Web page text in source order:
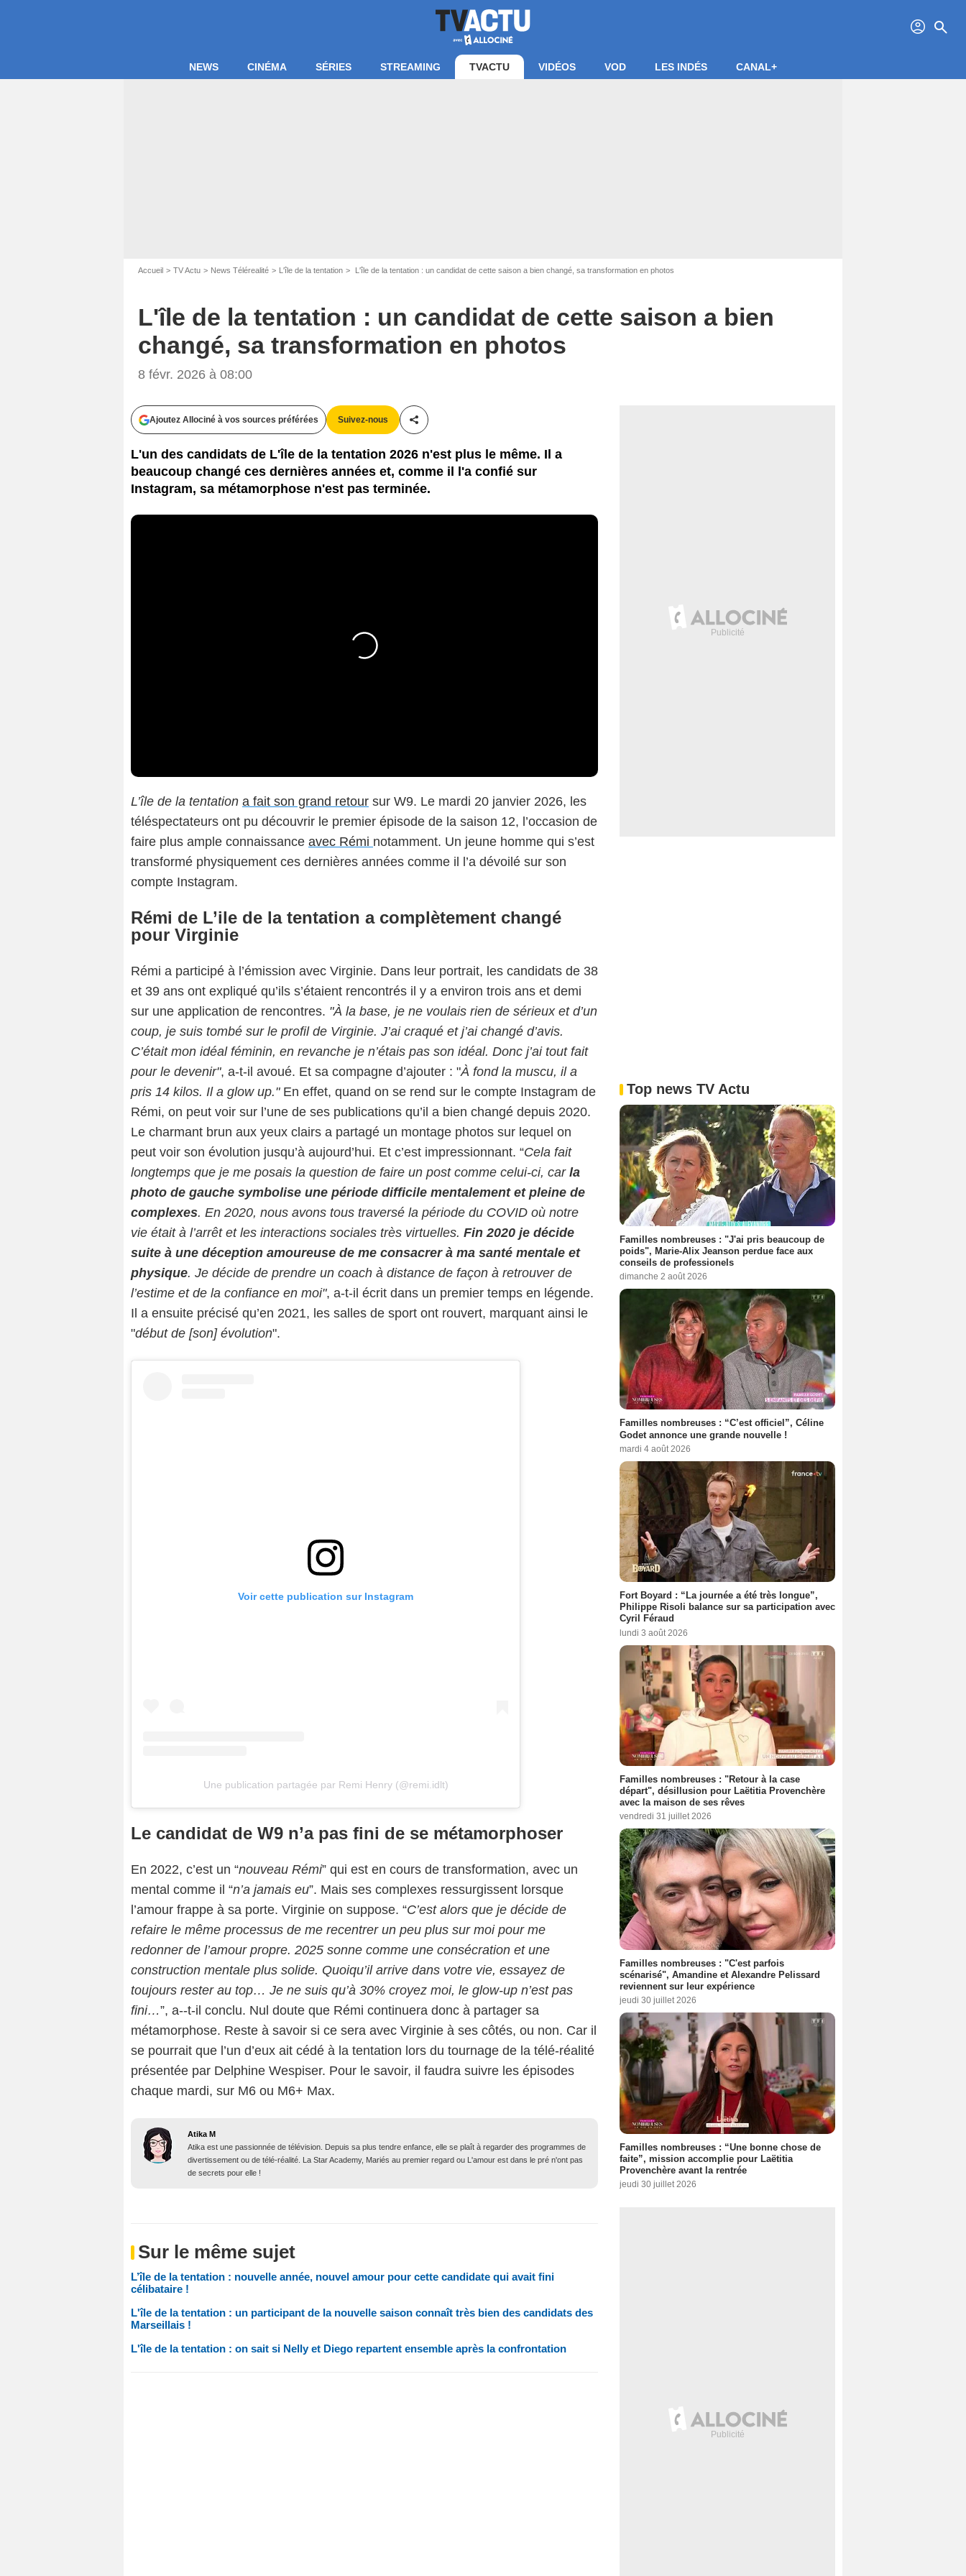
profil search
NEWS CINÉMA SÉRIES STREAMING TVACTU VIDÉOS VOD LES INDÉS CANAL+
Accueil TV Actu News Télérealité L'île de la tentation L'île de la tentation : un candidat de cette saison a bien changé, sa transformation en photos
L'île de la tentation : un candidat de cette saison a bien
changé, sa transformation en photos
8 févr. 2026 à 08:00
Ajoutez Allociné à vos sources préférées Suivez-nous
Partager cet article
L'un des candidats de L'île de la tentation 2026 n'est plus le même. Il a
beaucoup changé ces dernières années et, comme il l'a confié sur
Instagram, sa métamorphose n'est pas terminée.
L’île de la tentation a fait son grand retour sur W9. Le mardi 20 janvier 2026, les
téléspectateurs ont pu découvrir le premier épisode de la saison 12, l’occasion de
faire plus ample connaissance avec Rémi notamment. Un jeune homme qui s’est
transformé physiquement ces dernières années comme il l’a dévoilé sur son
compte Instagram.
Rémi de L’ile de la tentation a complètement changé
pour Virginie
Rémi a participé à l’émission avec Virginie. Dans leur portrait, les candidats de 38
et 39 ans ont expliqué qu’ils s’étaient rencontrés il y a environ trois ans et demi
sur une application de rencontres. "À la base, je ne voulais rien de sérieux et d’un
coup, je suis tombé sur le profil de Virginie. J’ai craqué et j’ai changé d’avis.
C’était mon idéal féminin, en revanche je n’étais pas son idéal. Donc j’ai tout fait
pour le devenir", a-t-il avoué. Et sa compagne d’ajouter : "À fond la muscu, il a
pris 14 kilos. Il a glow up."En effet, quand on se rend sur le compte Instagram de
Rémi, on peut voir sur l’une de ses publications qu’il a bien changé depuis 2020.
Le charmant brun aux yeux clairs a partagé un montage photos sur lequel on
peut voir son évolution jusqu’à aujourd’hui. Et c’est impressionnant. “Cela fait
longtemps que je me posais la question de faire un post comme celui-ci, car la
photo de gauche symbolise une période difficile mentalement et pleine de
complexes. En 2020, nous avons tous traversé la période du COVID où notre
vie était à l’arrêt et les interactions sociales très virtuelles. Fin 2020 je décide
suite à une déception amoureuse de me consacrer à ma santé mentale et
physique. Je décide de prendre un coach à distance de façon à retrouver de
l’estime et de la confiance en moi", a-t-il écrit dans un premier temps en légende.
Il a ensuite précisé qu’en 2021, les salles de sport ont rouvert, marquant ainsi le
"début de [son] évolution".
Voir cette publication sur Instagram
Une publication partagée par Remi Henry (@remi.idlt)
Le candidat de W9 n’a pas fini de se métamorphoser
En 2022, c’est un “nouveau Rémi” qui est en cours de transformation, avec un
mental comme il “n’a jamais eu”. Mais ses complexes ressurgissent lorsque
l’amour frappe à sa porte. Virginie on suppose. “C’est alors que je décide de
refaire le même processus de me recentrer un peu plus sur moi pour me
redonner de l’amour propre. 2025 sonne comme une consécration et une
construction mentale plus solide. Quoiqu’il arrive dans votre vie, essayez de
toujours rester au top… Je ne suis qu’à 30% croyez moi, le glow-up n’est pas
fini…”, a--t-il conclu. Nul doute que Rémi continuera donc à partager sa
métamorphose. Reste à savoir si ce sera avec Virginie à ses côtés, ou non. Car il
se pourrait que l’un d’eux ait cédé à la tentation lors du tournage de la télé-réalité
présentée par Delphine Wespiser. Pour le savoir, il faudra suivre les épisodes
chaque mardi, sur M6 ou M6+ Max.
Atika M
Atika est une passionnée de télévision. Depuis sa plus tendre enfance, elle se plaît à regarder des programmes de
divertissement ou de télé-réalité. La Star Academy, Mariés au premier regard ou L'amour est dans le pré n'ont pas
de secrets pour elle !
Sur le même sujet
L’île de la tentation : nouvelle année, nouvel amour pour cette candidate qui avait fini
célibataire !
L'île de la tentation : un participant de la nouvelle saison connaît très bien des candidats des
Marseillais !
L'île de la tentation : on sait si Nelly et Diego repartent ensemble après la confrontation
Top news TV Actu
Familles nombreuses : "J'ai pris beaucoup de
poids", Marie-Alix Jeanson perdue face aux
conseils de professionels
dimanche 2 août 2026
Familles nombreuses : “C’est officiel”, Céline
Godet annonce une grande nouvelle !
mardi 4 août 2026
Fort Boyard : “La journée a été très longue”,
Philippe Risoli balance sur sa participation avec
Cyril Féraud
lundi 3 août 2026
Familles nombreuses : "Retour à la case
départ", désillusion pour Laëtitia Provenchère
avec la maison de ses rêves
vendredi 31 juillet 2026
Familles nombreuses : "C'est parfois
scénarisé", Amandine et Alexandre Pelissard
reviennent sur leur expérience
jeudi 30 juillet 2026
Familles nombreuses : “Une bonne chose de
faite”, mission accomplie pour Laëtitia
Provenchère avant la rentrée
jeudi 30 juillet 2026